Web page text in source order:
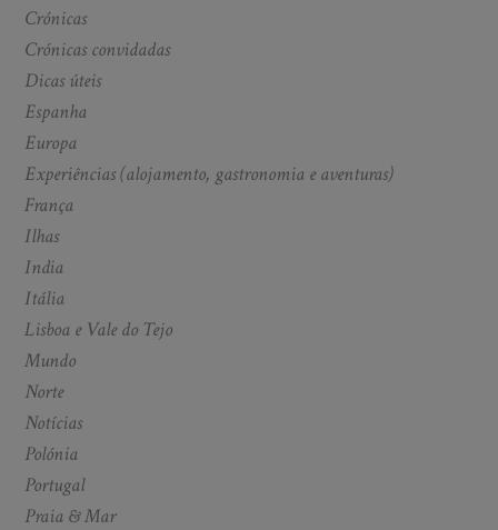
Crónicas
Crónicas convidadas
Dicas úteis
Espanha
Europa
Experiências (alojamento, gastronomia e aventuras)
França
Ilhas
India
Itália
Lisboa e Vale do Tejo
Mundo
Norte
Notícias
Polónia
Portugal
Praia & Mar